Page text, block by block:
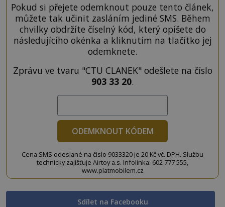
Pokud si přejete odemknout pouze tento článek,
můžete tak učinit zasláním jediné SMS. Během
chvilky obdržíte číselný kód, který opíšete do
následujícího okénka a kliknutím na tlačítko jej
odemknete.
Zprávu ve tvaru "CTU CLANEK" odešlete na číslo
903 33 20.
ODEMKNOUT KÓDEM
Cena SMS odeslané na číslo 9033320 je 20 Kč vč. DPH. Službu
technicky zajišťuje Airtoy a.s. Infolinka: 602 777 555,
www.platmobilem.cz
Sdílet na Facebooku